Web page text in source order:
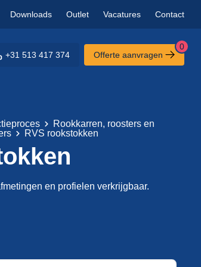
Downloads Outlet Vacatures Contact
+31 513 417 374 Offerte aanvragen
0
Rookkarren, roosters en
RVS rookstokken
en profielen verkrijgbaar.